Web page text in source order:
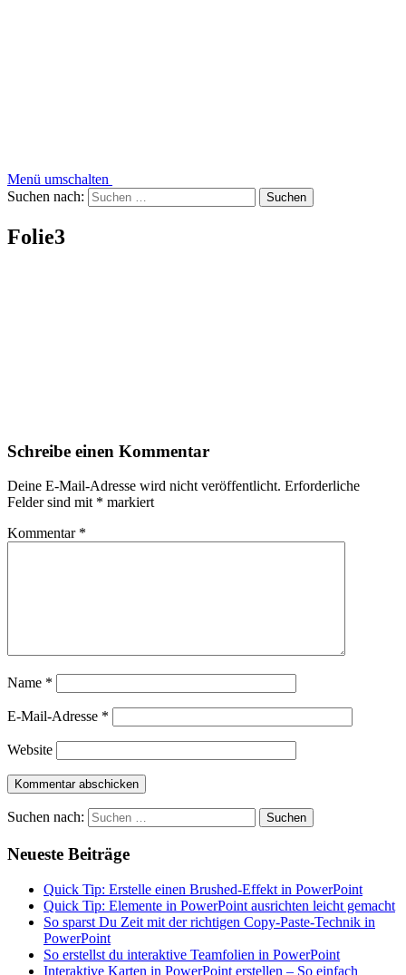
Menü umschalten
Suchen nach:
Folie3
Schreibe einen Kommentar
Deine E-Mail-Adresse wird nicht veröffentlicht. Erforderliche
Felder sind mit * markiert
Kommentar *
Name *
E-Mail-Adresse *
Website
Suchen nach:
Neueste Beiträge
Quick Tip: Erstelle einen Brushed-Effekt in PowerPoint
Quick Tip: Elemente in PowerPoint ausrichten leicht gemacht
So sparst Du Zeit mit der richtigen Copy-Paste-Technik in
PowerPoint
So erstellst du interaktive Teamfolien in PowerPoint
Interaktive Karten in PowerPoint erstellen – So einfach